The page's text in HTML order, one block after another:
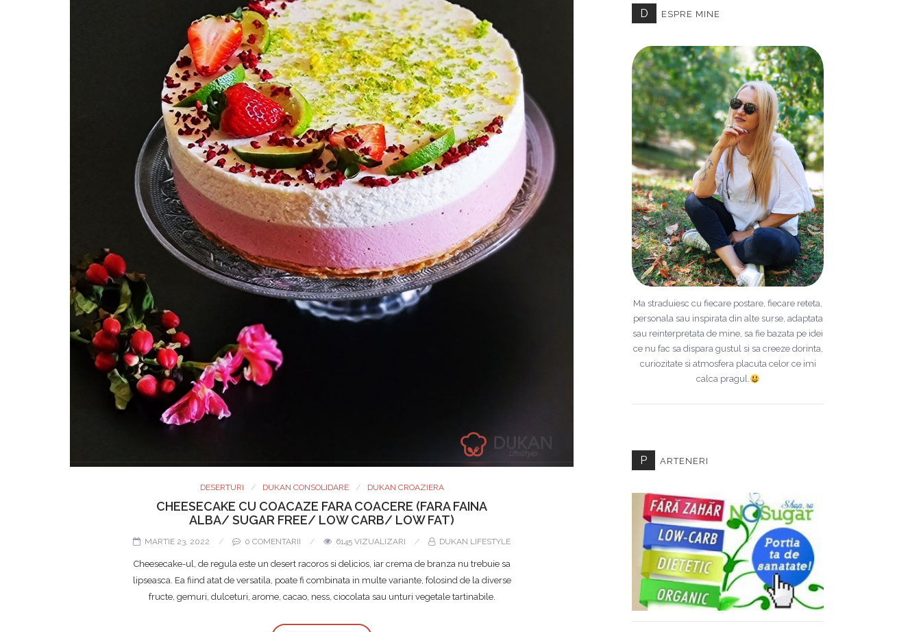
DESERTURI DUKAN CONSOLIDARE DUKAN CROAZIERA
CHEESECAKE CU COACAZE FARA COACERE (FARA FAINA
ALBA/ SUGAR FREE/ LOW CARB/ LOW FAT)
MARTIE 23, 2022 0 COMENTARII 6145 VIZUALIZARI DUKAN LIFESTYLE
Cheesecake-ul, de regula este un desert racoros si delicios, iar crema de branza nu trebuie sa
lipseasca. Ea fiind atat de versatila, poate fi combinata in multe variante, folosind de la diverse
fructe, gemuri, dulceturi, arome, cacao, ness, ciocolata sau unturi vegetale tartinabile.
D ESPRE MINE
Ma straduiesc cu fiecare postare, fiecare reteta,
personala sau inspirata din alte surse, adaptata
sau reinterpretata de mine, sa fie bazata pe idei
ce nu fac sa dispara gustul si sa creeze dorinta,
curiozitate si atmosfera placuta celor ce imi
calca pragul.
P ARTENERI